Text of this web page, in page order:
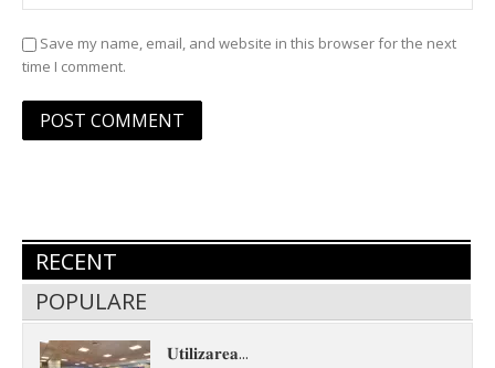
Save my name, email, and website in this browser for the next
time I comment.
RECENT
POPULARE
𝐔𝐭𝐢𝐥𝐢𝐳𝐚𝐫𝐞𝐚...